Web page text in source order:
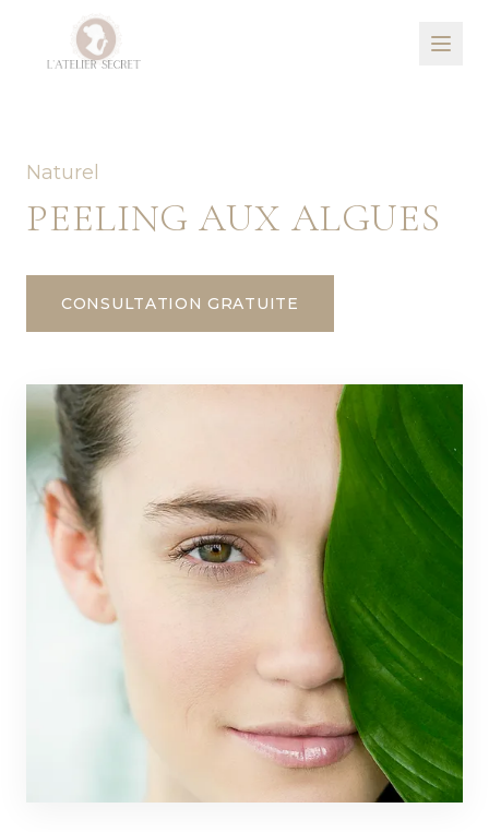
Naturel
PEELING AUX ALGUES
CONSULTATION GRATUITE